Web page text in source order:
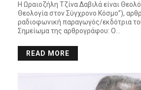
Η Ωραιοζήλη Τζίνα Δαβιλά είναι
Θεολογία στον Σύγχρονο Κόσμο”),
ραδιοφωνική παραγωγός/εκδότρια
Σημείωμα της αρθρογράφου: Ο…
READ MORE